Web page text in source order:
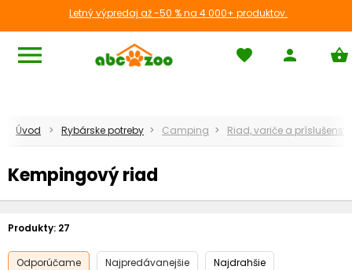
Letný výpredaj až -50 % na 4 000+ produktov.
menu favorite person shopping_basket
Úvod Rybárske potreby Camping Riad, variče a
Kempingový riad
Produkty: 27
Odporúčame Najpredávanejšie Najdrahšie